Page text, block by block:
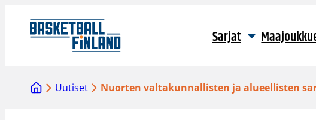
sisältöön
Sarjat
Uutiset Nuorten valtakunnallisten ja alueellisten